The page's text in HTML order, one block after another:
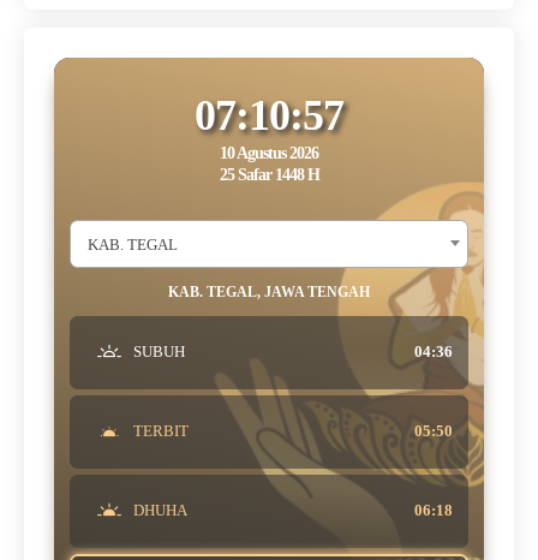
07:10:57
10 Agustus 2026
25 Safar 1448 H
KAB. TEGAL
KAB. TEGAL, JAWA TENGAH
SUBUH 04:36
TERBIT 05:50
DHUHA 06:18